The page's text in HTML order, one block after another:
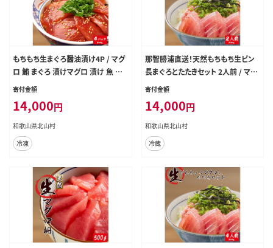
もちもち生まぐろ醤油漬け4P / マグ
ロ 鮪 まぐろ 漬けマグロ 漬け 魚 海
鮮 【uot808】
寄付金額
14,000円
和歌山県北山村
冷凍
那智勝浦直送！天然もちもち生ビン
長まぐろとたたきセット 2人前 / マグ
ロ 鮪 ビンチョウ びんちょう 魚 海鮮
寄付金額
14,000円
和歌山県北山村
冷蔵